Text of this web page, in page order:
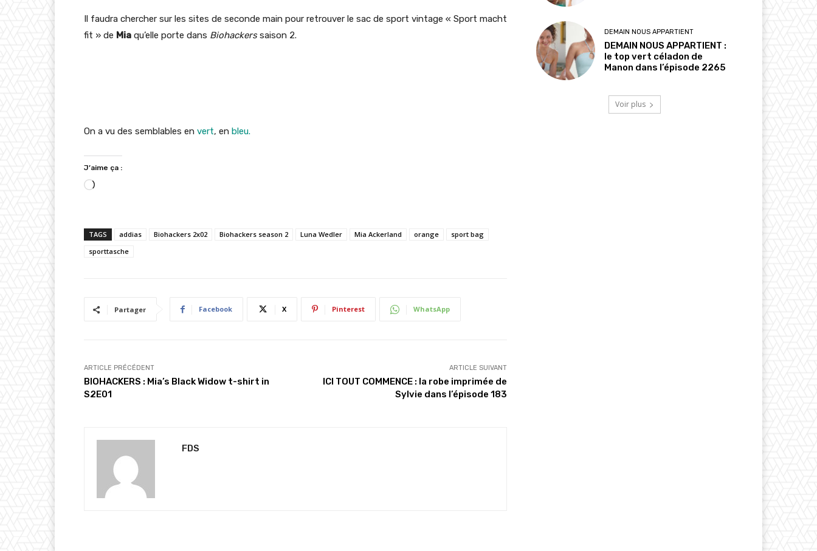
Il faudra chercher sur les sites de seconde main pour retrouver le sac de sport vintage « Sport macht
fit » de Mia qu’elle porte dans Biohackerssaison 2.
On a vu des semblables en vert, en bleu.
J’aime ça :
C
r
g
TAGS addias Biohackers 2x02 Biohackers season 2 Luna Wedler Mia Ackerland orange
sport bag
sporttasche
Partager Facebook X Pinterest WhatsApp
ARTICLE PRÉCÉDENT
BIOHACKERS : Mia’s Black Widow t-shirt in
S2E01
ARTICLE SUIVANT
ICI TOUT COMMENCE : la robe imprimée de
Sylvie dans l’épisode 183
FDS
DEMAIN NOUS APPARTIENT
DEMAIN NOUS APPARTIENT :
le top vert céladon de
Manon dans l’épisode 2265
Voir plus